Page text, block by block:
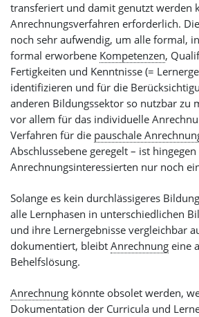
transferiert und damit genutzt werden
Anrechnungsverfahren erforderlich.
noch sehr aufwendig, um alle formal,
formal erworbene Kompetenzen,
Fertigkeiten und Kenntnisse (=
identifizieren und für die
anderen Bildungssektor so nutzbar zu
vor allem für das individuelle
Verfahren für die pauschale
Abschlussebene geregelt – ist
Anrechnungsinteressierten nur noch
Solange es kein durchlässigeres
alle Lernphasen in unterschiedlichen
und ihre Lernergebnisse vergleichbar
dokumentiert, bleibt Anrechnung eine
Behelfslösung.
Anrechnung könnte obsolet werden,
Dokumentation der Curricula und